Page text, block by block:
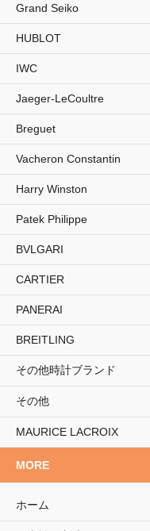
Grand Seiko
HUBLOT
IWC
Jaeger-LeCoultre
Breguet
Vacheron Constantin
Harry Winston
Patek Philippe
BVLGARI
CARTIER
PANERAI
BREITLING
その他時計ブランド
その他
MAURICE LACROIX
MORE
ホーム